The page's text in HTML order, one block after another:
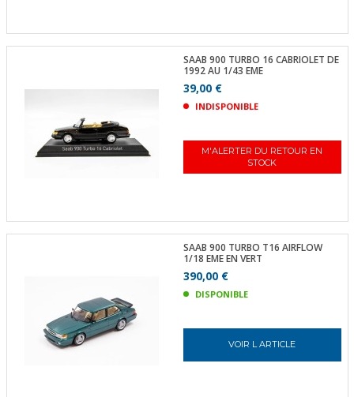
SAAB 900 TURBO 16 CABRIOLET DE
1992 AU 1/43 EME
39,00 €
INDISPONIBLE
M'ALERTER DU RETOUR EN
STOCK
SAAB 900 TURBO T16 AIRFLOW
1/18 EME EN VERT
390,00 €
DISPONIBLE
VOIR L ARTICLE